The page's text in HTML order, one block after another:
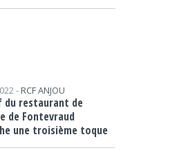
- RCF ANJOU
du restaurant de
de Fontevraud
une troisième toque